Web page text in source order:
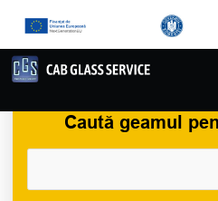
Caută geamul